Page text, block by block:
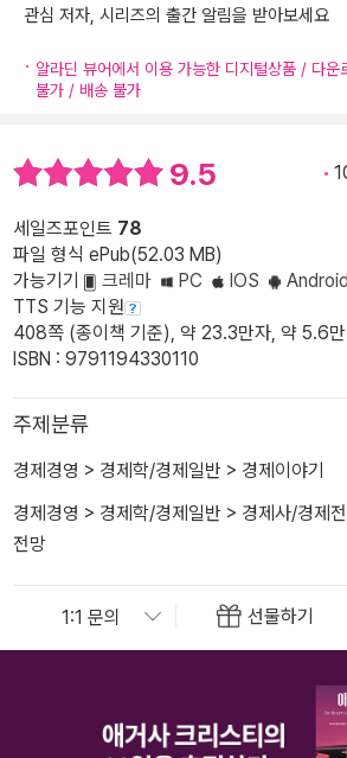
관심 저자, 시리즈의 출간 알림을 받아보세요
알라딘 뷰어에서 이용 가능한 디지털상품 / 다
불가 / 배송 불가
9.5
세일즈포인트 78
파일 형식 ePub(52.03 MB)
가능기기
크레마 PC IOS
Android
TTS 기능 지원
408쪽 (종이책 기준), 약 23.3만자, 약 5.6
ISBN : 9791194330110
주제분류
경제경영 > 경제학/경제일반 > 경제이야기
경제경영 > 경제학/경제일반 > 경제사/경제
전망
선물하기